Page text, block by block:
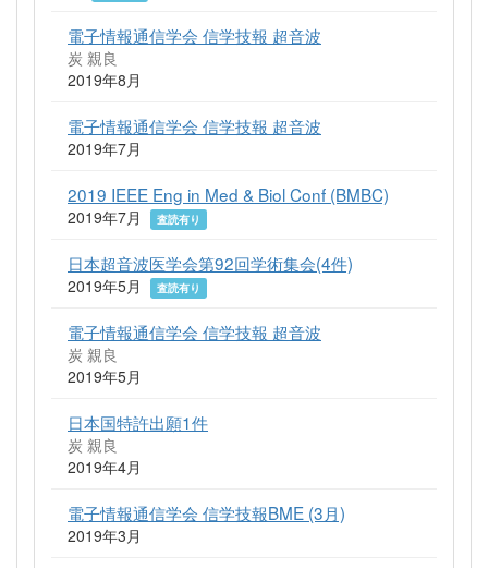
電子情報通信学会 信学技報 超音波
炭 親良
2019年8月
電子情報通信学会 信学技報 超音波
2019年7月
2019 IEEE Eng in Med & Biol Conf (BMBC)
2019年7月 査読有り
日本超音波医学会第92回学術集会(4件)
2019年5月 査読有り
電子情報通信学会 信学技報 超音波
炭 親良
2019年5月
日本国特許出願1件
炭 親良
2019年4月
電子情報通信学会 信学技報BME (3月)
2019年3月